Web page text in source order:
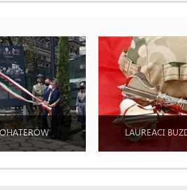
LAUREACI